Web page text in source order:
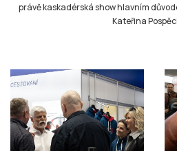
právě kaskadérská show hlavním
Kateřina